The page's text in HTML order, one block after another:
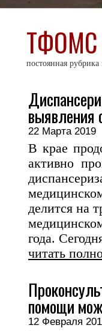
ТФОМС
постоянная рубрика
выявления
22 Марта
В крае
активно
делится на
года.
читать
помощи
12 Февраля